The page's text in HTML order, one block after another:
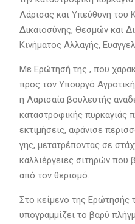
Λάρισας και Υπεύθυνη του
Δικαιοσύνης, Θεσμών και
Κινήματος Αλλαγής,
Με Ερώτησή της , που
προς τον Υπουργό
η Λαρισαία βουλευτής
καταστροφικής πυρκαγιάς
εκτιμήσεις, αφάνισε
γης, μετατρέποντας σε
καλλιέργειες σιτηρών που
από τον θερισμό.
Στο κείμενο της Ερώτησής
υπογραμμίζει το βαρύ